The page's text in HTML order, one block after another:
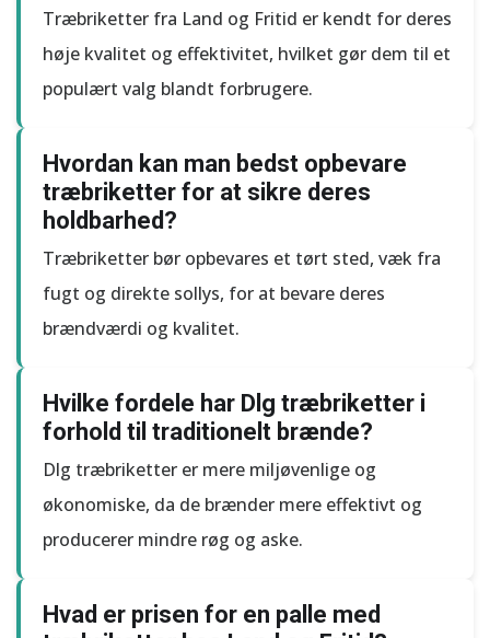
Træbriketter fra Land og Fritid er kendt for deres
høje kvalitet og effektivitet, hvilket gør dem til et
populært valg blandt forbrugere.
Hvordan kan man bedst opbevare
træbriketter for at sikre deres
holdbarhed?
Træbriketter bør opbevares et tørt sted, væk fra
fugt og direkte sollys, for at bevare deres
brændværdi og kvalitet.
Hvilke fordele har Dlg træbriketter i
forhold til traditionelt brænde?
Dlg træbriketter er mere miljøvenlige og
økonomiske, da de brænder mere effektivt og
producerer mindre røg og aske.
Hvad er prisen for en palle med